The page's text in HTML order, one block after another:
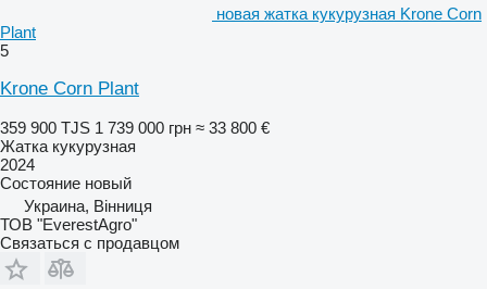
новая жатка кукурузная Krone Corn
Plant
5
Krone Corn Plant
359 900 TJS 1 739 000 грн ≈ 33 800 €
Жатка кукурузная
2024
Состояние новый
Украина, Вінниця
ТОВ "EverestAgro"
Связаться с продавцом